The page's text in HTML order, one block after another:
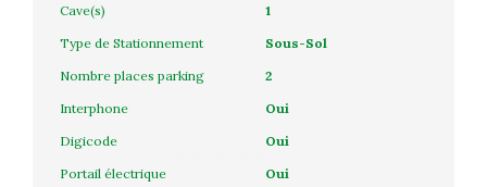
Cave(s)
1
Type de Stationnement
Sous-Sol
Nombre places parking
2
Interphone
Oui
Digicode
Oui
Portail électrique
Oui